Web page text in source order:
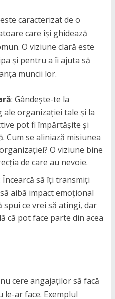
caracterizat de o
care își ghidează
O viziune clară este
și pentru a îi ajuta să
muncii lor.
: Gândește-te la
organizației tale și la
pot fi împărtășite și
Cum se aliniază misiunea
O viziune bine
de care au nevoie.
: Încearcă să îți transmiți
aibă impact emoțional
spui ce vrei să atingi, dar
că pot face parte din acea
cere angajaților să facă
le-ar face. Exemplul